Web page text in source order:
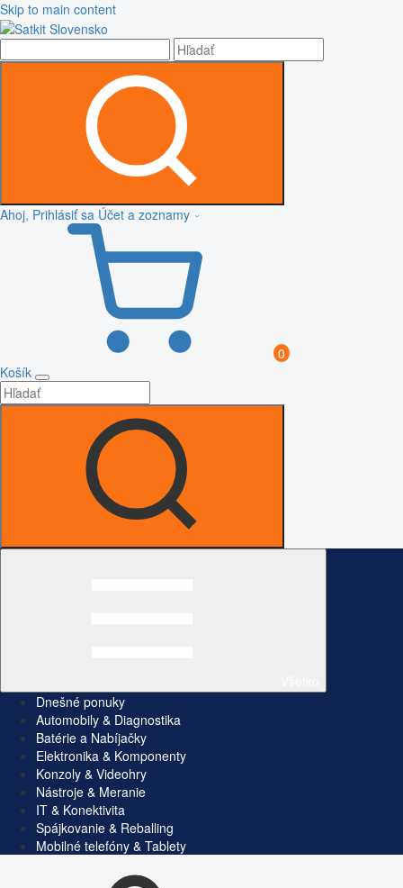
Skip to main content
Ahoj, Prihlásiť sa Účet a zoznamy
0
Košík
Dnešné ponuky
Automobily & Diagnostika
Batérie a Nabíjačky
Elektronika & Komponenty
Konzoly & Videohry
Nástroje & Meranie
IT & Konektivita
Spájkovanie & Reballing
Mobilné telefóny & Tablety